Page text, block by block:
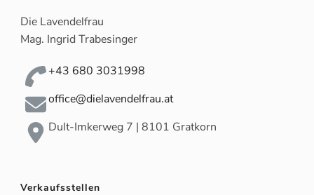
Die Lavendelfrau
Mag. Ingrid Trabesinger
+43 680 3031998
office@dielavendelfrau.at
Dult-Imkerweg 7 | 8101 Gratkorn
Verkaufsstellen